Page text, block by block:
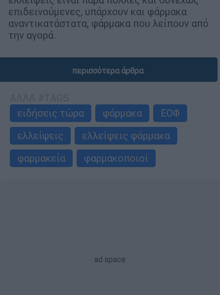
επιδεινούμενες, υπάρχουν και φάρμακα
αναντικατάστατα, φάρμακα που λείπουν από
την αγορά.
περισσότερα άρθρα
ειδήσεις τώρα
φάρμακα
ΕΟΦ
ελλείψεις
ελλείψεις φάρμακα
φαρμακεία
φαρμακοποιοί